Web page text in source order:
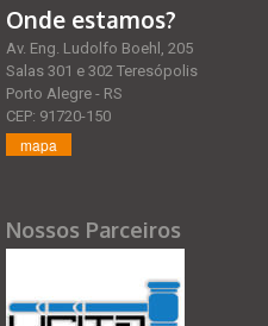
Onde estamos?
Av. Eng. Ludolfo Boehl, 205
Salas 301 e 302 Teresópolis
Porto Alegre - RS
CEP: 91720-150
mapa
Nossos Parceiros